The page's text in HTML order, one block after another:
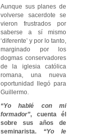
Aunque sus planes de
volverse sacerdote se
vieron frustrados por
saberse a sí mismo
‘diferente’ y por lo tanto,
marginado por los
dogmas conservadores
de la iglesia católica
romana, una nueva
oportunidad llegó para
Guillermo.
“Yo hablé con mi
formador”, cuenta él
sobre sus años de
seminarista. “Yo le